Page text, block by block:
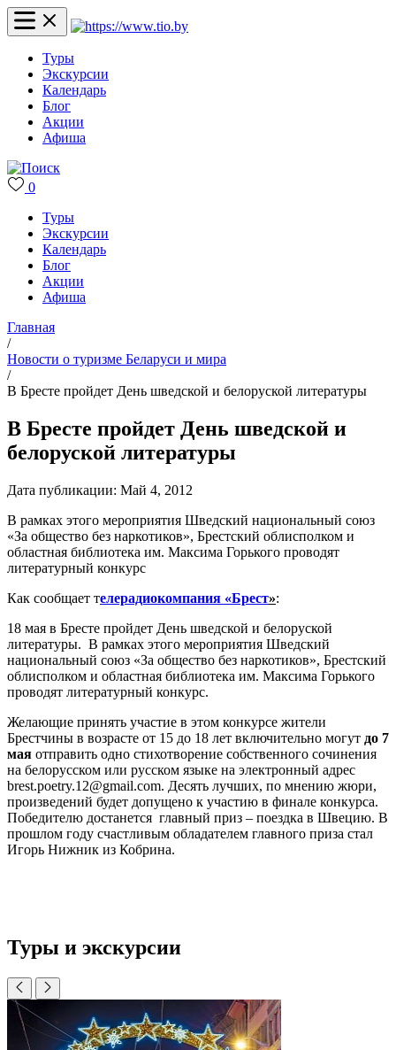
Туры
Экскурсии
Календарь
Блог
Акции
Афиша
0
Туры
Экскурсии
Календарь
Блог
Акции
Афиша
Главная
/
Новости о туризме Беларуси и мира
/
В Бресте пройдет День шведской и белоруской литературы
В Бресте пройдет День шведской и
белоруской литературы
Дата публикации: Май 4, 2012
В рамках этого мероприятия Шведский национальный союз
«За общество без наркотиков», Брестский облисполком и
областная библиотека им. Максима Горького проводят
литературный конкурс
Как сообщает телерадиокомпания «Брест»:
18 мая в Бресте пройдет День шведской и белоруской
литературы. В рамках этого мероприятия Шведский
национальный союз «За общество без наркотиков», Брестский
облисполком и областная библиотека им. Максима Горького
проводят литературный конкурс.
Желающие принять участие в этом конкурсе жители
Брестчины в возрасте от 15 до 18 лет включительно могут до 7
мая отправить одно стихотворение собственного сочинения
на белорусском или русском языке на электронный адрес
brest.poetry.12@gmail.com. Десять лучших, по мнению жюри,
произведений будет допущено к участию в финале конкурса.
Победителю достанется главный приз – поездка в Швецию. В
прошлом году счастливым обладателем главного приза стал
Игорь Нижник из Кобрина.
Туры и экскурсии